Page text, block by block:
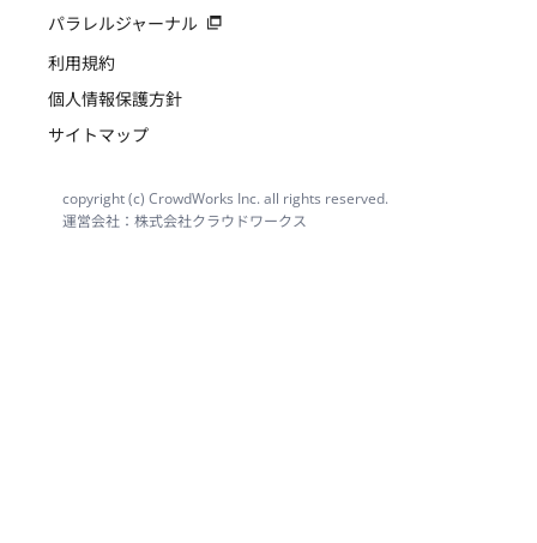
パラレルジャーナル
利用規約
個人情報保護方針
サイトマップ
copyright (c) CrowdWorks Inc. all rights reserved.
運営会社：株式会社クラウドワークス